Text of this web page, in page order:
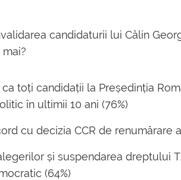
candidaturii lui Călin
toți candidații la Președinția
în ultimii 10 ani (76%)
cu decizia CCR de renumărare
și suspendarea dreptului
(64%)